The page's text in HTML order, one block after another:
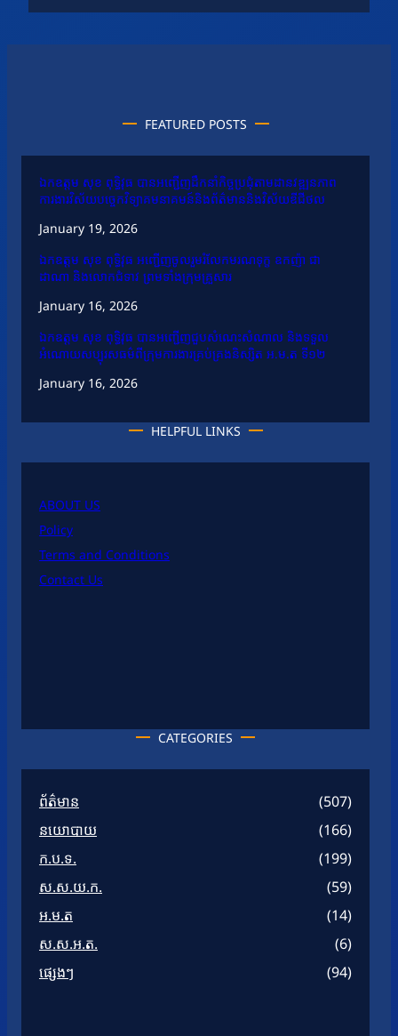
FEATURED POSTS
ឯកឧត្តម សុខ ពុទ្ធិវុធ បានអញ្ជើញដឹកនាំកិច្ចប្រជុំតាមដានវឌ្ឍនភាព
ការងារវិស័យបច្ចេកវិទ្យាគមនាគមន៍និងព័ត៌មាននិងវិស័យឌីជីថល
January 19, 2026
ឯកឧត្តម សុខ ពុទ្ធិវុធ អញ្ជើញចូលរួមរំលែកមរណទុក្ខ ឧកញ៉ា ជា
ដាណា និងលោកជំទាវ ព្រមទាំងក្រុមគ្រួសារ
January 16, 2026
ឯកឧត្តម សុខ ពុទ្ធិវុធ បានអញ្ជើញជួបសំណេះសំណាល និងទទួល
អំណោយសប្បុរសធម៌ពីក្រុមការងារគ្រប់គ្រងនិស្សិត អ.ម.ត ទី១២
January 16, 2026
HELPFUL LINKS
ABOUT US
Policy
Terms and Conditions
Contact Us
CATEGORIES
ព័ត៌មាន
(507)
នយោបាយ
(166)
ក.ប.ទ.
(199)
ស.ស.យ.ក.
(59)
អ.ម.ត
(14)
ស.ស.អ.ត.
(6)
ផ្សេងៗ
(94)